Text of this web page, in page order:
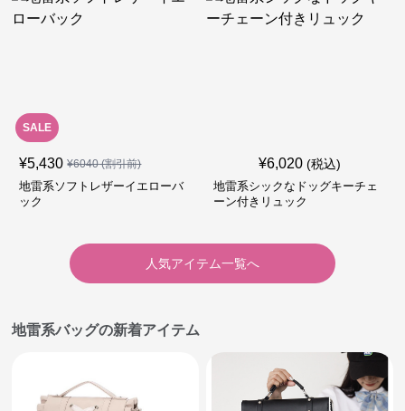
SALE
¥5,430 ¥6040(割引前)
地雷系ソフトレザーイエローバ
ック
¥6,020 (税込)
地雷系シックなドッグキーチェ
ーン付きリュック
人気アイテム一覧へ
地雷系バッグの新着アイテム